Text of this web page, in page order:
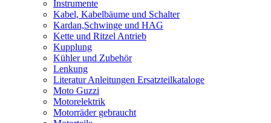
Instrumente
Kabel, Kabelbäume und Schalter
Kardan,Schwinge und HAG
Kette und Ritzel Antrieb
Kupplung
Kühler und Zubehör
Lenkung
Literatur Anleitungen Ersatzteilkataloge
Moto Guzzi
Motorelektrik
Motorräder gebraucht